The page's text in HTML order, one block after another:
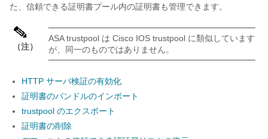
た、信頼できる証明書プール内の証明書も管理できます。
（注）
ASA trustpool は Cisco IOS trustpool に類似しています
が、同一のものではありません。
HTTP サーバ検証の有効化
証明書のバンドルのインポート
trustpool のエクスポート
証明書の削除